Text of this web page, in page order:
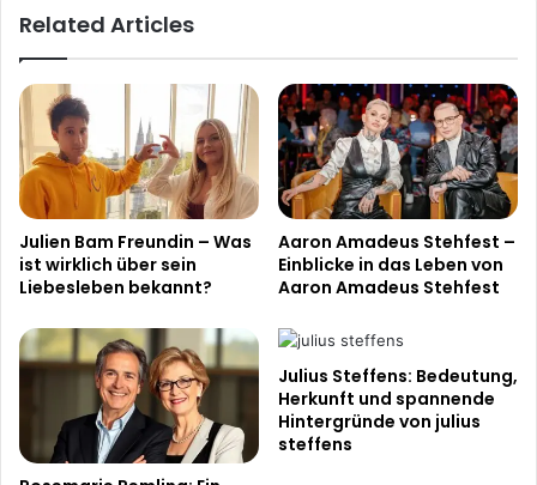
Related Articles
Julien Bam Freundin – Was
ist wirklich über sein
Liebesleben bekannt?
Aaron Amadeus Stehfest –
Einblicke in das Leben von
Aaron Amadeus Stehfest
Julius Steffens: Bedeutung,
Herkunft und spannende
Hintergründe von julius
steffens